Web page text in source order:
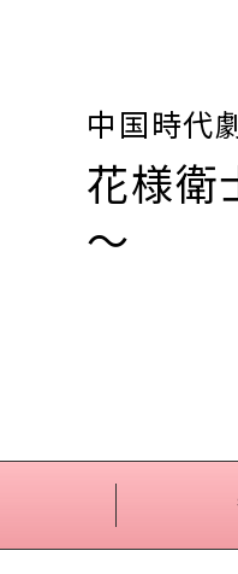
中国時代劇
花様衛
～